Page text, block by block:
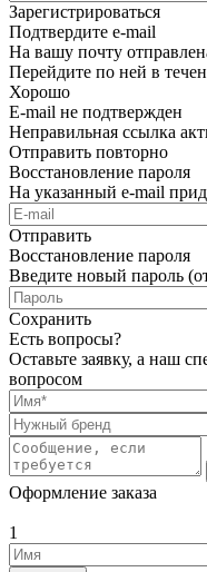
Зарегистрироваться
Подтвердите e-mail
На вашу почту
Перейдите по ней в
Хорошо
E-mail не подтвержден
Неправильная ссылка
Отправить повторно
Восстановление пароля
На указанный e-mail
Отправить
Восстановление пароля
Введите новый пароль
Сохранить
Есть вопросы?
Оставьте заявку, а наш
вопросом
Оформление заказа
1